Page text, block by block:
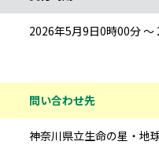
2026年5月9日0時00分
問い合わせ先
神奈川県立生命の星・